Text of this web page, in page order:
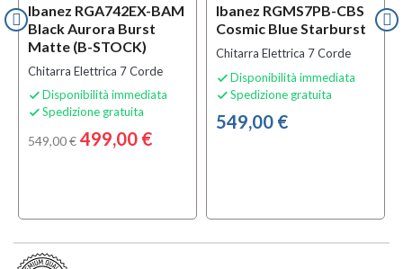
Ibanez RGA742EX-BAM
Black Aurora Burst
Matte (B-STOCK)
Chitarra Elettrica 7 Corde
 Disponibilità immediata
 Spedizione gratuita
549,00 € 499,00 €
Ibanez RGMS7PB-CBS
Cosmic Blue Starburst
Chitarra Elettrica 7 Corde
 Disponibilità immediata
 Spedizione gratuita
549,00 €